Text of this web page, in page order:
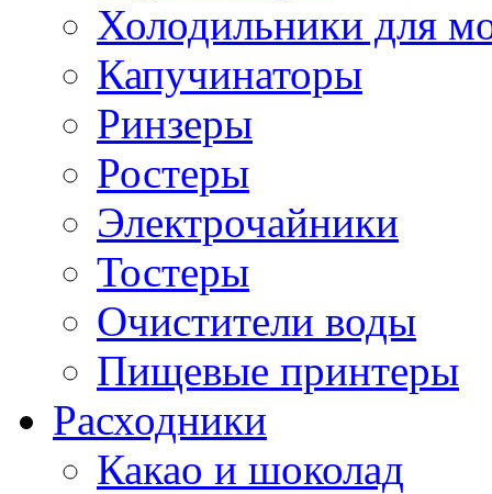
Холодильники для
Капучинаторы
Ринзеры
Ростеры
Электрочайники
Тостеры
Очистители воды
Пищевые принтеры
Расходники
Какао и шоколад